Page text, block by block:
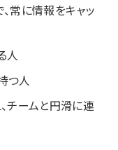
常に情報をキャッ
人
つ人
チームと円滑に連